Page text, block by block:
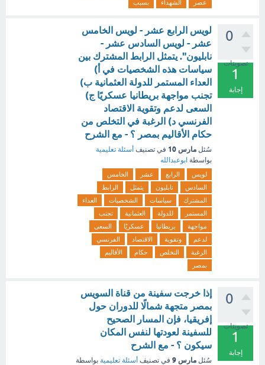
عصر
الشهداء بسبب
0
تصويتات
1
إجابة
لويس الرابع عشر - لويس الخامس
عشر - لويس السادس عشر -
نابليون". يتمثل الرابط المشترك بين
سياسات هذه الشخصيات في أ)
العداء المستمر للدولة العثمانية ب)
تجنب مواجهة بريطانيا عسكريًا ج)
السعى لدعم وتقوية الاقتصاد
الفرنسي د) الرغبة في التخلص من
حكام الأقاليم بمصر ؟ - مع الشرح
سُئل مارس 10 في تصنيف أسئلة تعليمية
بواسطة ابوعبدالله
لويس الرابع عشر
الخامس
السادس
نابليون يتمثل
الرابط
المشترك
سياسات الشخصيات
العداء
المستمر
للدولة العثمانية
تجنب
مواجهة
بريطانيا عسكريًا
السعى
لدعم
وتقوية الاقتصاد
الفرنسي
الرغبة
التخلص حكام
الأقاليم
بمصر
0
تصويتات
1
إجابة
إذا خرجت سفينة من قناة السويس
بمصر متجهة شمالًا للدوران حول
إفريقيا، فإن المسار الصحيح
للسفينة لعودتها لنفس المكان
سيكون ؟ - مع الشرح
سُئل مارس 9 في تصنيف أسئلة تعليمية بواسطة